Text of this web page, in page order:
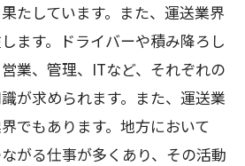
たしています。また、運送業界
ます。ドライバーや積み降ろし
業、管理、ITなど、それぞれの
が求められます。また、運送業
でもあります。地方において
がる仕事が多くあり、その活動